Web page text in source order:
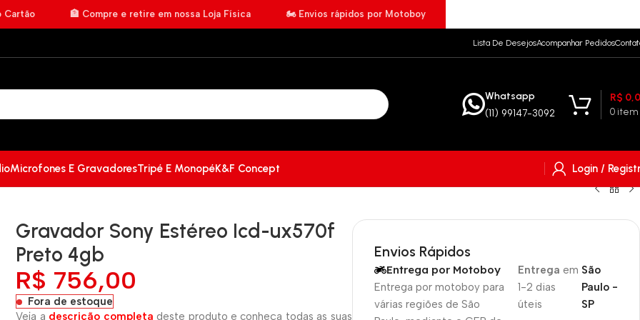
Lista De DesejosAcompanhar Pedidos
Whatsapp
(11) 99147-3092 0 item
R$
Microfones E GravadoresTripé E MonopéK&F Concept
Login /
Gravador Sony Estéreo Icd-ux570f
Preto 4gb
R$ 756,00
Fora de estoque
Veja a descrição completa deste produto e conheça todas as suas
Envios Rápidos
Entrega por Motoboy
Entrega por motoboy para
várias regiões de São
Entrega em
1-2 dias
úteis
São
Paulo -
SP
Cartão 🏦 Compre e retire em nossa Loja Física 🏍️ Envios rápidos por Motoboy